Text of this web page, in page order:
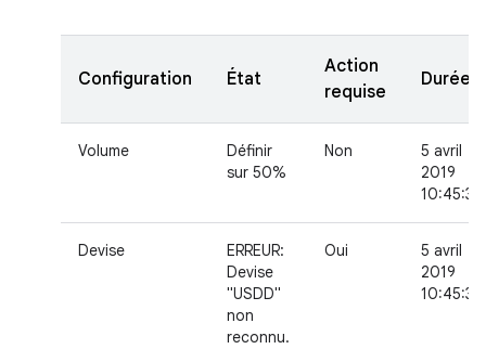
Configuration État
Action
requise
Durée
Volume
Définir
sur 50%
Non
5 avril
2019
10:45:30
Devise
ERREUR:
Devise
"USDD"
non
reconnu.
Oui
5 avril
2019
10:45:30